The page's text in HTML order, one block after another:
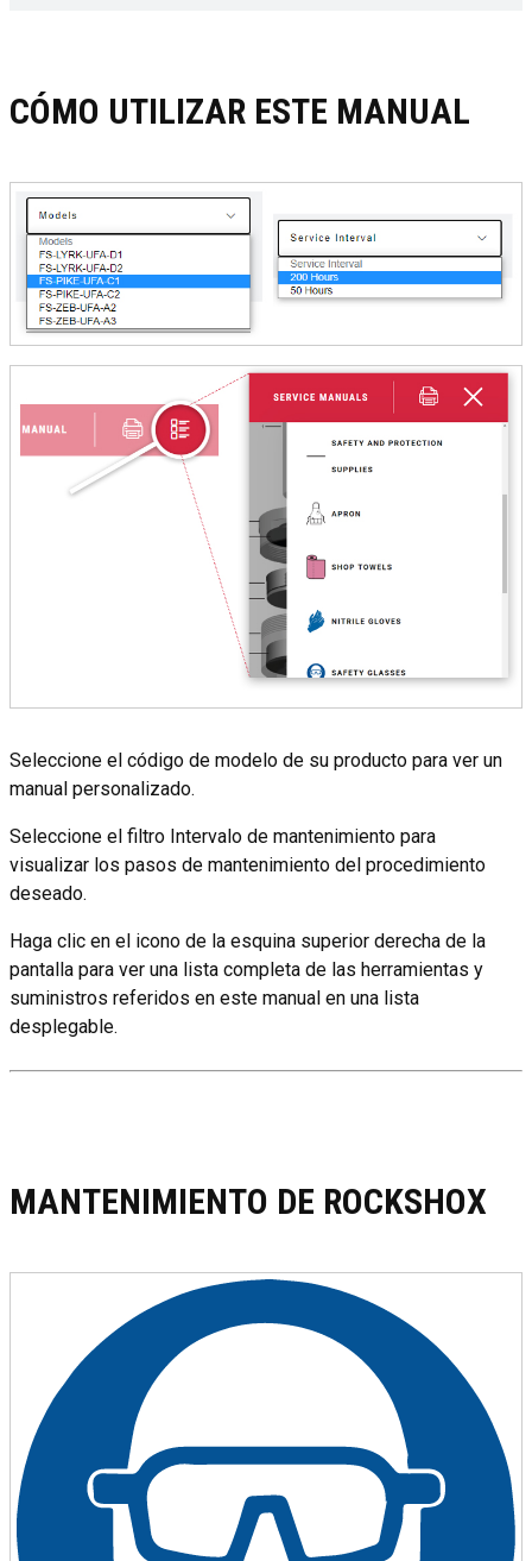
CÓMO UTILIZAR ESTE MANUAL
Seleccione el código de modelo de su producto para ver un
manual personalizado.
Seleccione el filtro Intervalo de mantenimiento para
visualizar los pasos de mantenimiento del procedimiento
deseado.
Haga clic en el icono de la esquina superior derecha de la
pantalla para ver una lista completa de las herramientas y
suministros referidos en este manual en una lista
desplegable.
MANTENIMIENTO DE ROCKSHOX